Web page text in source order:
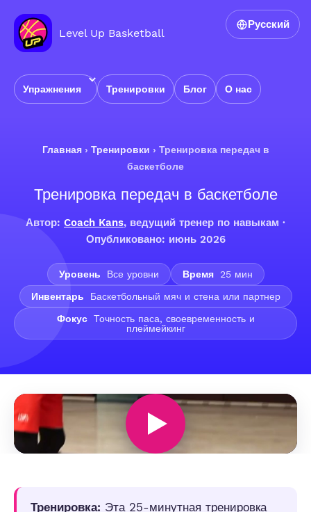
Level Up Basketball
Упражнения Тренировки Блог О нас
Русский
Главная› Тренировки › Тренировка передач в
баскетболе
Тренировка передач в баскетболе
Автор: Coach Kans, ведущий тренер по навыкам ·
Опубликовано: июнь 2026
Уровень Все уровни Время
25 мин
Инвентарь
Баскетбольный мяч и стена или партнер
Фокус Точность паса, своевременность и
плеймейкинг
Тренировка: Эта 25-минутная тренировка